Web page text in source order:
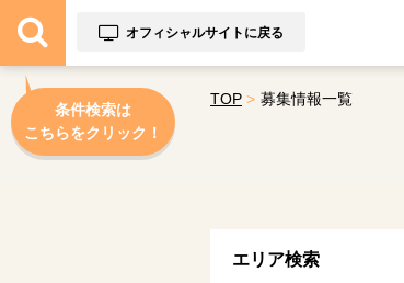
オフィシャルサイトに戻る
条件検索は
こちらをクリック！
TOP 募集情報一覧
エリア検索